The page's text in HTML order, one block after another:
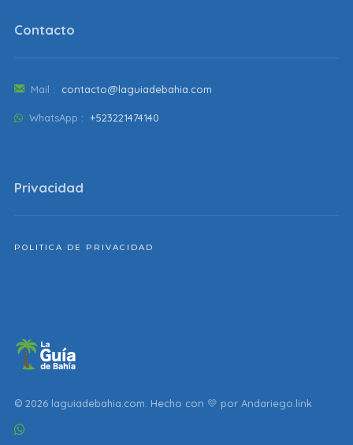
Contacto
Mail : contacto@laguiadebahia.com
WhatsApp : +523221474140
Privacidad
POLITICA DE PRIVACIDAD
© 2026 laguiadebahia.com. Hecho con 💛 por Andariego.link